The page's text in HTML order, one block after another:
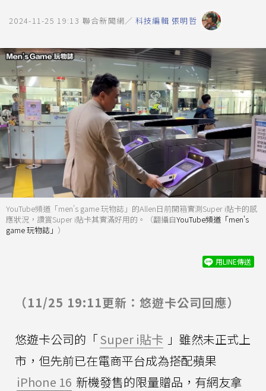
2024-11-25 19:13 聯合新聞網／ 科技編輯 張明哲
YouTube頻道「men's game 玩物誌」的Allen日前開箱實測Super i貼卡的感
應狀況，讚賞Super i貼卡其實滿好用的。（翻攝自YouTube頻道「men's
game 玩物誌」 ）
用LINE傳送
（11/25 19:11更新：悠遊卡公司回應）
悠遊卡公司的「Super i貼卡 」雖然未正式上
市，但先前已在電商平台成為搭配蘋果
iPhone 16 新機發售的限量贈品，有網友拿